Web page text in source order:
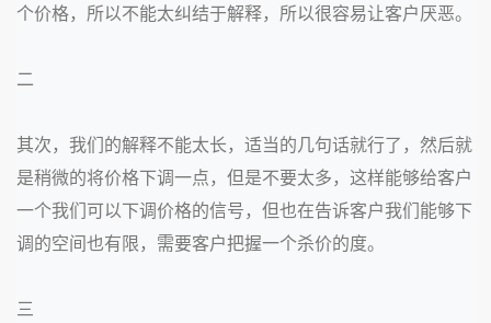
个价格，所以不能太纠结于解释，所以很容易让客户厌恶。
二
其次，我们的解释不能太长，适当的几句话就行了，然后就
是稍微的将价格下调一点，但是不要太多，这样能够给客户
一个我们可以下调价格的信号，但也在告诉客户我们能够下
调的空间也有限，需要客户把握一个杀价的度。
三